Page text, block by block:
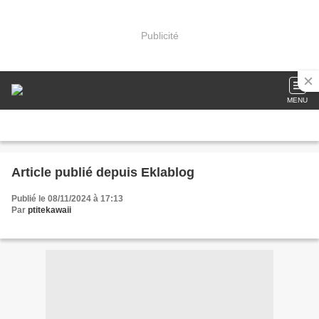
Publicité
MENU
Article publié depuis Eklablog
Publié le 08/11/2024 à 17:13
Par ptitekawaii